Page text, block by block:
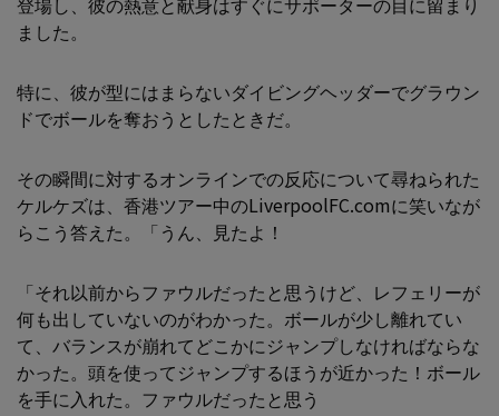
ました。
特に、彼が型にはまらないダイビングヘッダーでグラウン
ドでボールを奪おうとしたときだ。
その瞬間に対するオンラインでの反応について尋ねられた
ケルケズは、香港ツアー中のLiverpoolFC.comに笑いなが
らこう答えた。「うん、見たよ！
「それ以前からファウルだったと思うけど、レフェリーが
何も出していないのがわかった。ボールが少し離れてい
て、バランスが崩れてどこかにジャンプしなければならな
かった。頭を使ってジャンプするほうが近かった！ボール
を手に入れた。ファウルだったと思う